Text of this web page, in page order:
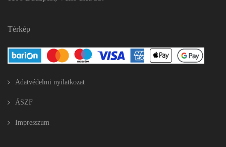
Térkép
Adatvédelmi nyilatkozat
ÁSZF
Impresszum